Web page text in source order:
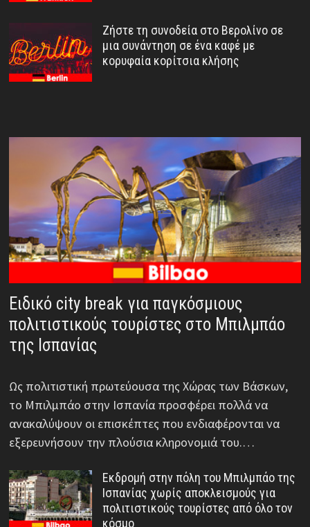
Ζήστε τη συνοδεία στο Βερολίνο σε
μια συνάντηση σε ένα καφέ με
κορυφαία κορίτσια κλήσης
Ειδικό city break για παγκόσμιους
πολιτιστικούς τουρίστες στο Μπιλμπάο
της Ισπανίας
Ως πολιτιστική πρωτεύουσα της Χώρας των Βάσκων,
το Μπιλμπάο στην Ισπανία προσφέρει πολλά να
ανακαλύψουν οι επισκέπτες που ενδιαφέρονται να
εξερευνήσουν την πλούσια κληρονομιά του.…
Εκδρομή στην πόλη του Μπιλμπάο της
Ισπανίας χωρίς αποκλεισμούς για
πολιτιστικούς τουρίστες από όλο τον
κόσμο